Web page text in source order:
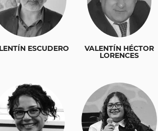
ESCUDERO VALENTÍN HÉCTOR
LORENCES